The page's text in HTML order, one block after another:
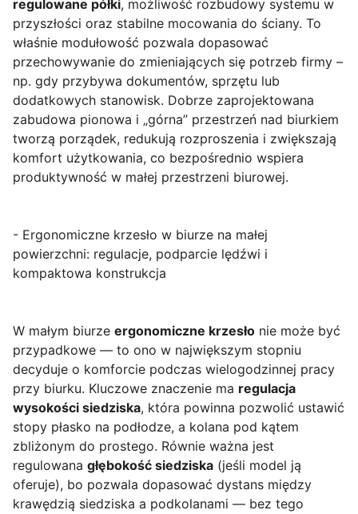
regulowane półki, możliwość rozbudowy systemu w
przyszłości oraz stabilne mocowania do ściany. To
właśnie modułowość pozwala dopasować
przechowywanie do zmieniających się potrzeb firmy –
np. gdy przybywa dokumentów, sprzętu lub
dodatkowych stanowisk. Dobrze zaprojektowana
zabudowa pionowa i „górna” przestrzeń nad biurkiem
tworzą porządek, redukują rozproszenia i zwiększają
komfort użytkowania, co bezpośrednio wspiera
produktywność w małej przestrzeni biurowej.
- Ergonomiczne krzesło w biurze na małej
powierzchni: regulacje, podparcie lędźwi i
kompaktowa konstrukcja
W małym biurze ergonomiczne krzesło nie może być
przypadkowe — to ono w największym stopniu
decyduje o komforcie podczas wielogodzinnej pracy
przy biurku. Kluczowe znaczenie ma regulacja
wysokości siedziska, która powinna pozwolić ustawić
stopy płasko na podłodze, a kolana pod kątem
zbliżonym do prostego. Równie ważna jest
regulowana głębokość siedziska (jeśli model ją
oferuje), bo pozwala dopasować dystans między
krawędzią siedziska a podkolanami — bez tego